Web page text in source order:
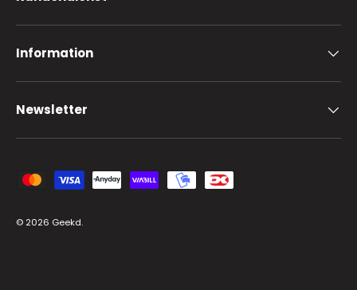
Information
Newsletter
Zahlungsmethoden
© 2026 Geekd.